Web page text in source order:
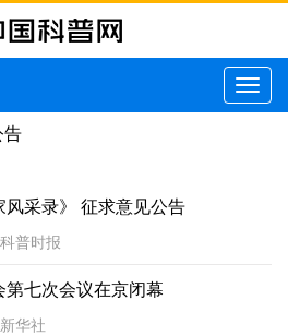
切
换
告
采录》 征求意见公告
普时报
七次会议在京闭幕
华社